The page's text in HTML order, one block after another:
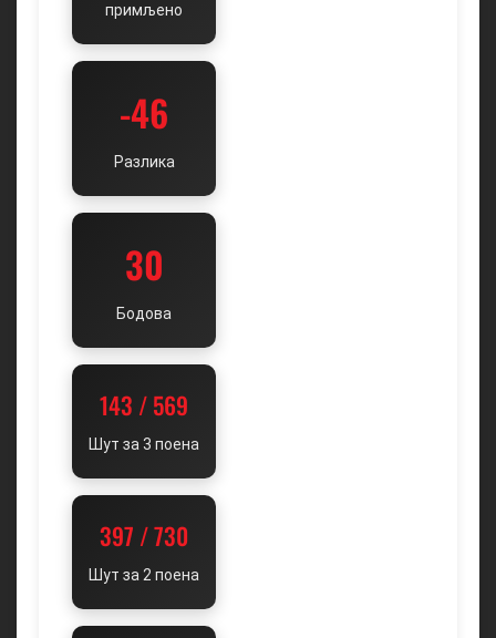
примљено
-46
Разлика
30
Бодова
143 / 569
Шут за 3 поена
397 / 730
Шут за 2 поена